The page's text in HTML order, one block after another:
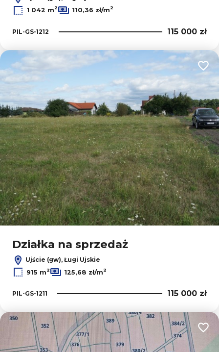
1 042 m2 110,36 zł/m2
PIL-GS-1212 115 000 zł
Działka na sprzedaż
Ujście (gw), Ługi Ujskie
915 m2 125,68 zł/m2
PIL-GS-1211 115 000 zł